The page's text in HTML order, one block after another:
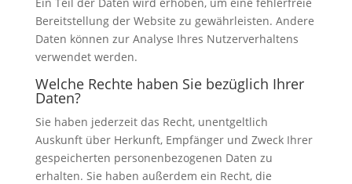
Bereitstellung der Website zu gewährleisten. Andere
Daten können zur Analyse Ihres Nutzerverhaltens
verwendet werden.
Welche Rechte haben Sie bezüglich Ihrer
Daten?
Sie haben jederzeit das Recht, unentgeltlich
Auskunft über Herkunft, Empfänger und Zweck Ihrer
gespeicherten personenbezogenen Daten zu
erhalten. Sie haben außerdem ein Recht, die